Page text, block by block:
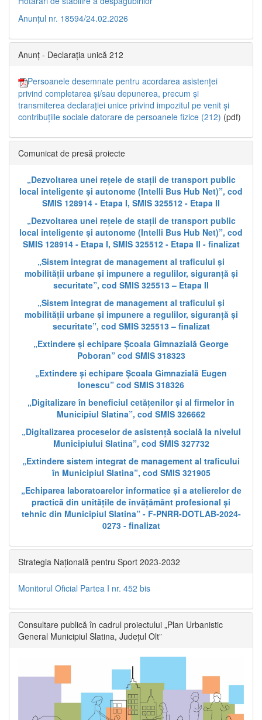
Anunțul nr. 18594/24.02.2026
Anunț - Declarația unică 212
Persoanele desemnate pentru acordarea asistenței
privind completarea și/sau depunerea, precum și
transmiterea declarației unice privind impozitul pe venit și
contribuțiile sociale datorare de persoanele fizice (212) (pdf)
Comunicat de presă proiecte
„Dezvoltarea unei rețele de stații de transport public
local inteligente și autonome (Intelli Bus Hub Net)”, cod
SMIS 128914 - Etapa I, SMIS 325512 - Etapa II
„Dezvoltarea unei rețele de stații de transport public
local inteligente și autonome (Intelli Bus Hub Net)”, cod
SMIS 128914 - Etapa I, SMIS 325512 - Etapa II - finalizat
„Sistem integrat de management al traficului și
mobilității urbane și impunere a regulilor, siguranță și
securitate”, cod SMIS 325513 – Etapa II
„Sistem integrat de management al traficului și
mobilității urbane și impunere a regulilor, siguranță și
securitate”, cod SMIS 325513 – finalizat
„Extindere și echipare Școala Gimnazială George
Poboran” cod SMIS 318323
„Extindere și echipare Școala Gimnazială Eugen
Ionescu” cod SMIS 318326
„Digitalizare în beneficiul cetățenilor și al firmelor în
Municipiul Slatina”, cod SMIS 326662
„Digitalizarea proceselor de asistență socială la nivelul
Municipiului Slatina”, cod SMIS 327732
„Extindere sistem integrat de management al traficului
în Municipiul Slatina”, cod SMIS 321905
„Echiparea laboratoarelor informatice și a atelierelor de
practică din unitățile de învățământ profesional și
tehnic din Municipiul Slatina” - F-PNRR-DOTLAB-2024-
0273 - finalizat
Strategia Națională pentru Sport 2023-2032
Monitorul Oficial Partea I nr. 452 bis
Consultare publică în cadrul proiectului „Plan Urbanistic
General Municipiul Slatina, Județul Olt”